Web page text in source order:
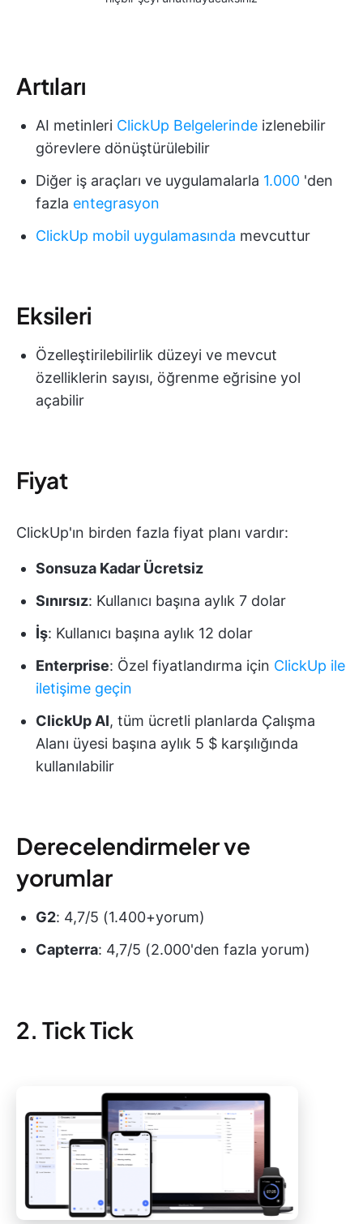
Artıları
AI metinleri ClickUp Belgelerinde izlenebilir
görevlere dönüştürülebilir
Diğer iş araçları ve uygulamalarla 1.000 'den
fazla entegrasyon
ClickUp mobil uygulamasında mevcuttur
Eksileri
Özelleştirilebilirlik düzeyi ve mevcut
özelliklerin sayısı, öğrenme eğrisine yol
açabilir
Fiyat
ClickUp'ın birden fazla fiyat planı vardır:
Sonsuza Kadar Ücretsiz
Sınırsız: Kullanıcı başına aylık 7 dolar
İş: Kullanıcı başına aylık 12 dolar
Enterprise: Özel fiyatlandırma için ClickUp ile
iletişime geçin
ClickUp AI, tüm ücretli planlarda Çalışma
Alanı üyesi başına aylık 5 $ karşılığında
kullanılabilir
Derecelendirmeler ve
yorumlar
G2: 4,7/5 (1.400+yorum)
Capterra: 4,7/5 (2.000'den fazla yorum)
2. Tick Tick